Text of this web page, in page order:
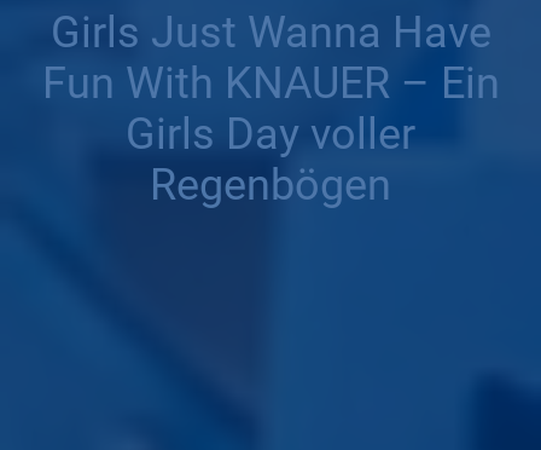
Girls Just Wanna Have
Fun With KNAUER – Ein
Girls Day voller
Regenbögen